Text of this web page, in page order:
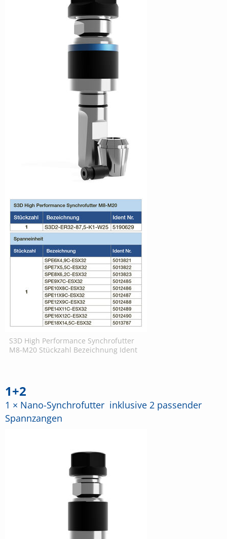
S3D High Performance Synchrofutter
M8-M20 Stückzahl Bezeichnung Ident
1+2
1 × Nano-Synchrofutter inklusive 2 passender
Spannzangen